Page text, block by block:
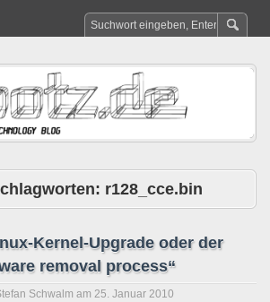
r128_cce.bin
Kernel-Upgrade oder der
removal process“
Schwalm am 25. Januar 2010